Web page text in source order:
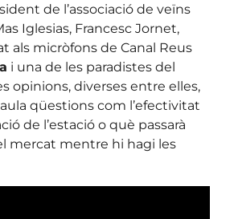
de l’associació de veïns
Iglesias, Francesc Jornet,
als micròfons de Canal Reus
i una de les paradistes del
opinions, diverses entre elles,
qüestions com l’efectivitat
de l’estació o què passarà
mercat mentre hi hagi les